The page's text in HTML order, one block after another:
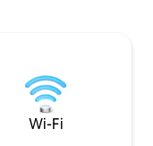
Wi-Fi